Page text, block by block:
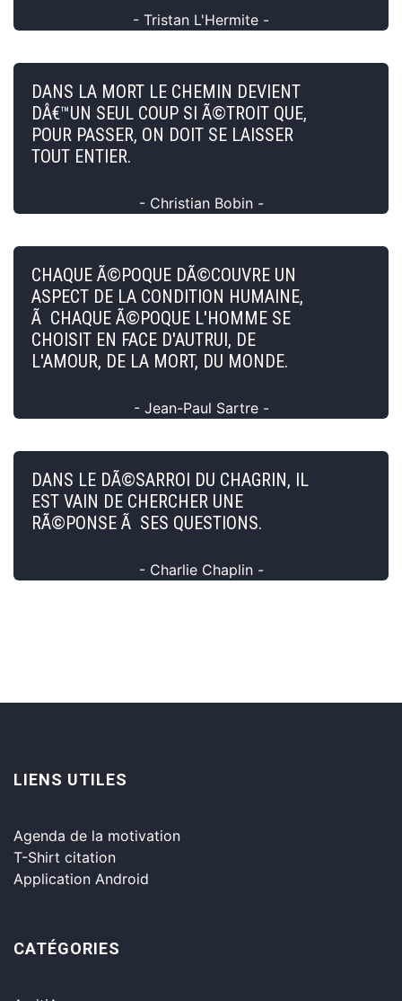
- Tristan L'Hermite -
DANS LA MORT LE CHEMIN DEVIENT
DÂ€™UN SEUL COUP SI Ã©TROIT QUE,
POUR PASSER, ON DOIT SE LAISSER
TOUT ENTIER.
- Christian Bobin -
CHAQUE Ã©POQUE DÃ©COUVRE UN
ASPECT DE LA CONDITION HUMAINE,
Ã CHAQUE Ã©POQUE L'HOMME SE
CHOISIT EN FACE D'AUTRUI, DE
L'AMOUR, DE LA MORT, DU MONDE.
- Jean-Paul Sartre -
DANS LE DÃ©SARROI DU CHAGRIN, IL
EST VAIN DE CHERCHER UNE
RÃ©PONSE Ã SES QUESTIONS.
- Charlie Chaplin -
LIENS UTILES
Agenda de la motivation
T-Shirt citation
Application Android
CATÉGORIES